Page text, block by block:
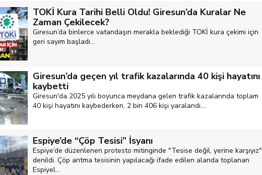
TOKİ Kura Tarihi Belli Oldu! Giresun’da Kuralar Ne
Zaman Çekilecek?
Giresun’da binlerce vatandaşın merakla beklediği TOKİ kura çekimi için
geri sayım başladı...
Giresun’da geçen yıl trafik kazalarında 40 kişi hayatını
kaybetti
Giresun'da 2025 yılı boyunca meydana gelen trafik kazalarında toplam
40 kişi hayatını kaybederken, 2 bin 406 kişi yaralandı....
Espiye’de “Çöp Tesisi” İsyanı
Espiye’de düzenlenen protesto mitinginde "Tesise değil, yerine karşıyız"
denildi. Çöp arıtma tesisinin yapılacağı ifade edilen alanda toplanan
Espiyel...